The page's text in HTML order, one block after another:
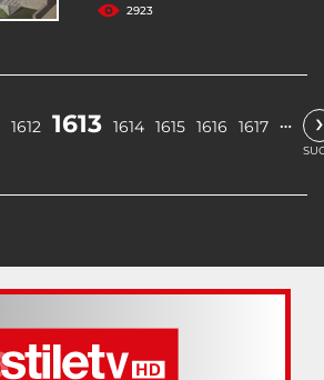
2923
1612 1613 1614 1615 1616 1617 … ›